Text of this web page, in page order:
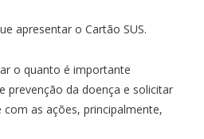
apresentar o Cartão SUS.
o quanto é importante
prevenção da doença e solicitar
as ações, principalmente,